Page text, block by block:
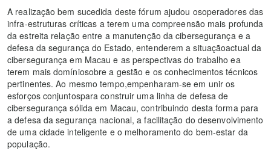
A realização bem sucedida deste fórum ajudou osoperadores das
infra-estruturas críticas a terem uma compreensão mais profunda
da estreita relação entre a manutenção da cibersegurança e a
defesa da segurança do Estado, entenderem a situaçãoactual da
cibersegurança em Macau e as perspectivas do trabalho ea
terem mais domíniosobre a gestão e os conhecimentos técnicos
pertinentes. Ao mesmo tempo,empenharam-se em unir os
esforços conjuntospara construir uma linha de defesa de
cibersegurança sólida em Macau, contribuindo desta forma para
a defesa da segurança nacional, a facilitação do desenvolvimento
de uma cidade inteligente e o melhoramento do bem-estar da
população.